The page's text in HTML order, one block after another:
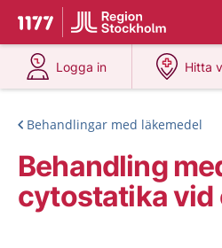
Till startsidan för 1177
Du har valt region
Logga in
på 1177.se
Hitta
på
Behandlingar med läkemedel
Behandling
cytostatika vid